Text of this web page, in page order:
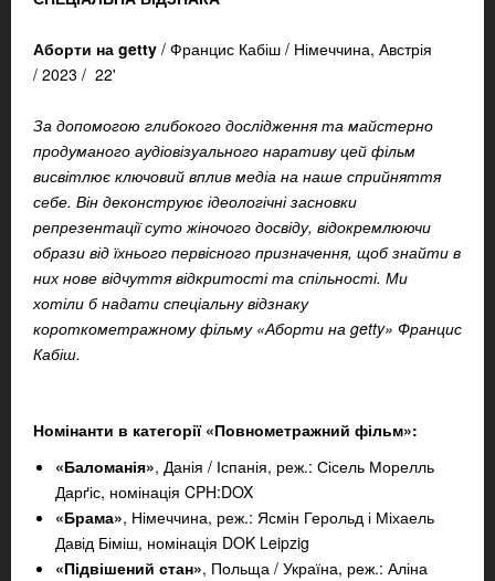
Аборти на getty / Францис Кабіш / Німеччина, Австрія
/ 2023 / 22'
За допомогою глибокого дослідження та майстерно
продуманого аудіовізуального наративу цей фільм
висвітлює ключовий вплив медіа на наше сприйняття
себе. Він деконструює ідеологічні засновки
репрезентації суто жіночого досвіду, відокремлюючи
образи від їхнього первісного призначення, щоб знайти в
них нове відчуття відкритості та спільності. Ми
хотіли б надати спеціальну відзнаку
короткометражному фільму «Аборти на getty» Францис
Кабіш.
Номінанти в категорії «Повнометражний фільм»:
«Баломанія», Данія / Іспанія, реж.: Сісель Морелль
Дарґіс, номінація CPH:DOX
«Брама», Німеччина, реж.: Ясмін Герольд і Міхаель
Давід Біміш, номінація DOK Leipzig
«Підвішений стан», Польща / Україна, реж.: Аліна